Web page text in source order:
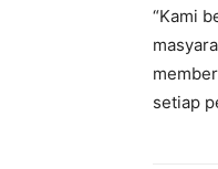
“Kami
setiap